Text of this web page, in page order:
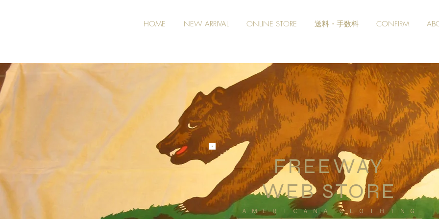
HOME NEW ARRIVAL ONLINE STORE 送料・手数料 CONFIRM
FREEWAY
WEB STORE
​ＡＭＥＲＩＣＡＮＡ ＣＬＯＴＨＩＮＧ